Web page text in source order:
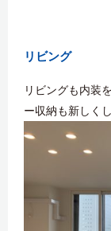
リビング
リビングも内装
ー収納も新しく